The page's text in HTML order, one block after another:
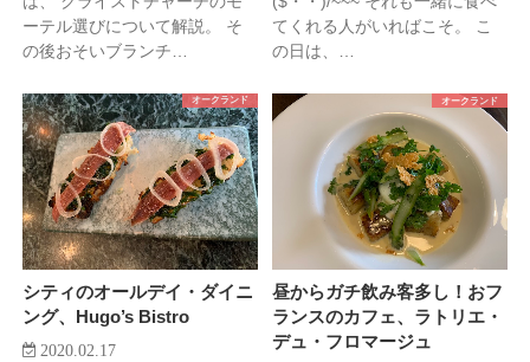
ーテル選びについて解説。 そ
の後おそいブランチ…
てくれる人がいればこそ。 こ
の日は、…
オークランド
シティのオールデイ・ダイニ
ング、Hugo’s Bistro
2020.02.17
オークランド
昼からガチ飲み客多し！おフ
ランスのカフェ、ラトリエ・
デュ・フロマージュ